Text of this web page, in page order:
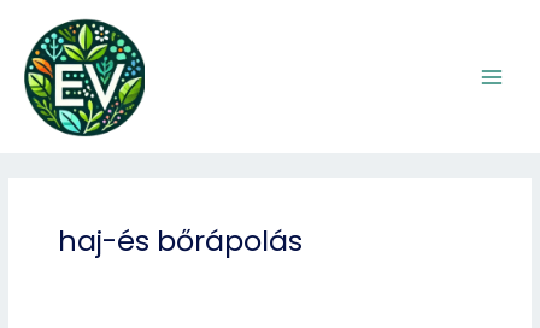
content
haj-és bőrápolás